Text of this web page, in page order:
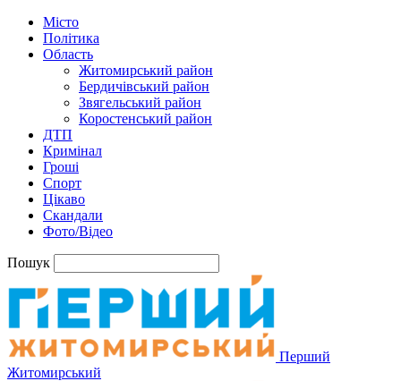
Місто
Політика
Область
Житомирський район
Бердичівський район
Звягельський район
Коростенський район
ДТП
Кримінал
Гроші
Спорт
Цікаво
Скандали
Фото/Відео
Пошук
Перший
Житомирський